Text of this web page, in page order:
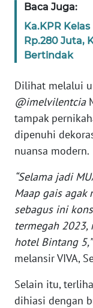
Baca Juga:
Ka.KPR
Rp.280 Juta,
Bertindak
Dilihat melalui
@imelvilentcia
tampak
dipenuhi
nuansa modern.
“Selama jadi
Maap gais agak
sebagus ini
termegah
hotel Bintang 5,”
melansir VIVA,
Selain itu,
dihiasi dengan
INFO
IKLAN
KAMI
PEDOMAN
MEDIA
SIBER
REDAKSI
KARIR
DISCLAIMER
News
Regional